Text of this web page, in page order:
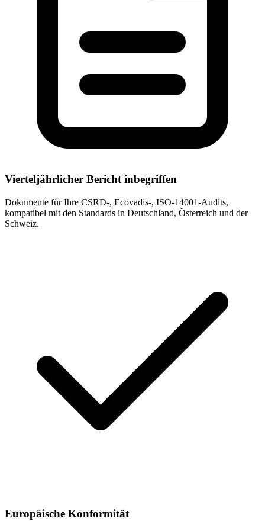
Vierteljährlicher Bericht inbegriffen
Dokumente für Ihre CSRD-, Ecovadis-, ISO-14001-Audits,
kompatibel mit den Standards in Deutschland, Österreich und der
Schweiz.
Europäische Konformität